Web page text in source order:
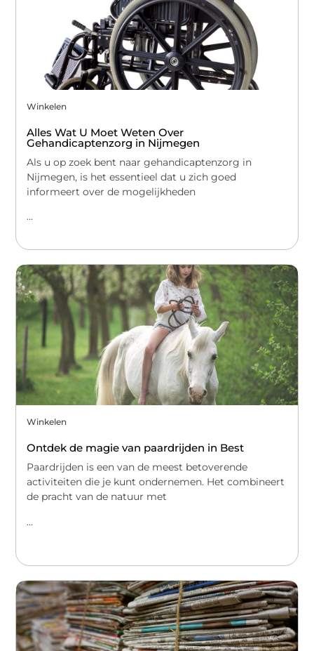
Winkelen
Alles Wat U Moet Weten Over
Gehandicaptenzorg in Nijmegen
Als u op zoek bent naar gehandicaptenzorg in
Nijmegen, is het essentieel dat u zich goed
informeert over de mogelijkheden
...
Winkelen
Ontdek de magie van paardrijden in Best
Paardrijden is een van de meest betoverende
activiteiten die je kunt ondernemen. Het combineert
de pracht van de natuur met
...